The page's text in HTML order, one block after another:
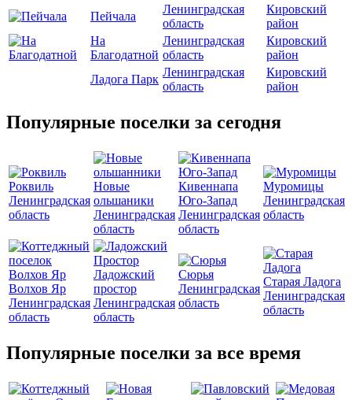
Пейчала
Ленинградская
область
Кировский
район
На
Благодатной
Ленинградская
область
Кировский
район
Ладога Парк
Ленинградская
область
Кировский
район
Популярные поселки за сегодня
Роквиль
Ленинградская
область
Новые
ольшаники
Ленинградская
область
Кивеннапа
Юго-Запад
Ленинградская
область
Муромицы
Ленинградская
область
Волхов Яр
Ленинградская
область
Ладожский
простор
Ленинградская
область
Сюрья
Ленинградская
область
Старая Ладога
Ленинградская
область
Популярные поселки за все время